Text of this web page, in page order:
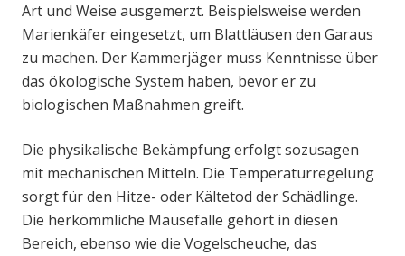
Art und Weise ausgemerzt. Beispielsweise werden
Marienkäfer eingesetzt, um Blattläusen den Garaus
zu machen. Der Kammerjäger muss Kenntnisse über
das ökologische System haben, bevor er zu
biologischen Maßnahmen greift.
Die physikalische Bekämpfung erfolgt sozusagen
mit mechanischen Mitteln. Die Temperaturregelung
sorgt für den Hitze- oder Kältetod der Schädlinge.
Die herkömmliche Mausefalle gehört in diesen
Bereich, ebenso wie die Vogelscheuche, das